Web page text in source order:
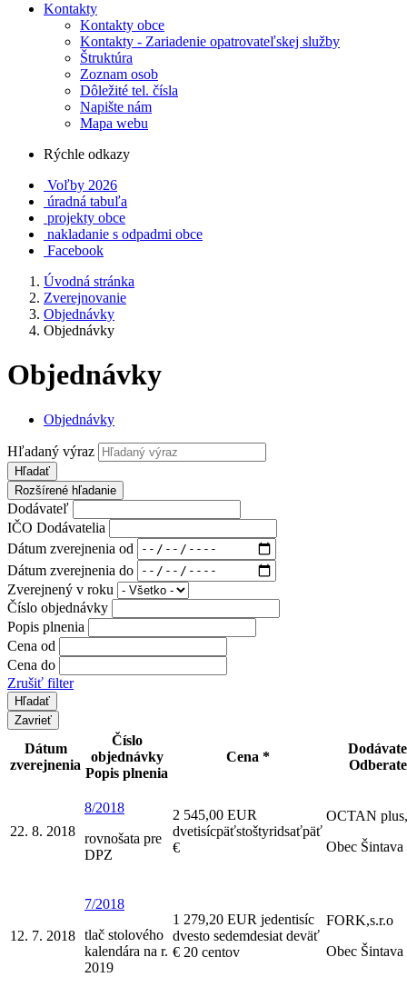
Kontakty
Kontakty obce
Kontakty - Zariadenie opatrovateľskej služby
Štruktúra
Zoznam osob
Dôležité tel. čísla
Napište nám
Mapa webu
Rýchle odkazy
Voľby 2026
úradná tabuľa
projekty obce
nakladanie s odpadmi obce
Facebook
Úvodná stránka
Zverejnovanie
Objednávky
Objednávky
Objednávky
Objednávky
Hľadaný výraz
Hľadať
Rozšírené hľadanie
Dodávateľ
IČO Dodávatelia
Dátum zverejnenia od
Dátum zverejnenia do
Zverejnený v roku
Číslo objednávky
Popis plnenia
Cena od
Cena do
Zrušiť filter
Zavrieť
Dátum
zverejnenia
Číslo
objednávky
Popis plnenia
Cena *
22. 8. 2018
8/2018
rovnošata pre
DPZ
2 545,00 EUR
dvetisícpäťstoštyridsaťpäť
€
OCTAN
Obec Šintava
12. 7. 2018
7/2018
tlač stolového
kalendára na r.
2019
1 279,20 EUR jedentisíc
dvesto sedemdesiat deväť
€ 20 centov
FORK,s.r.o
Obec Šintava